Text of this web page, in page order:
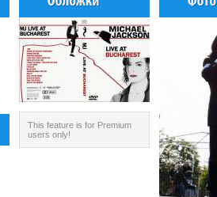
This feature is for Premium
users only!